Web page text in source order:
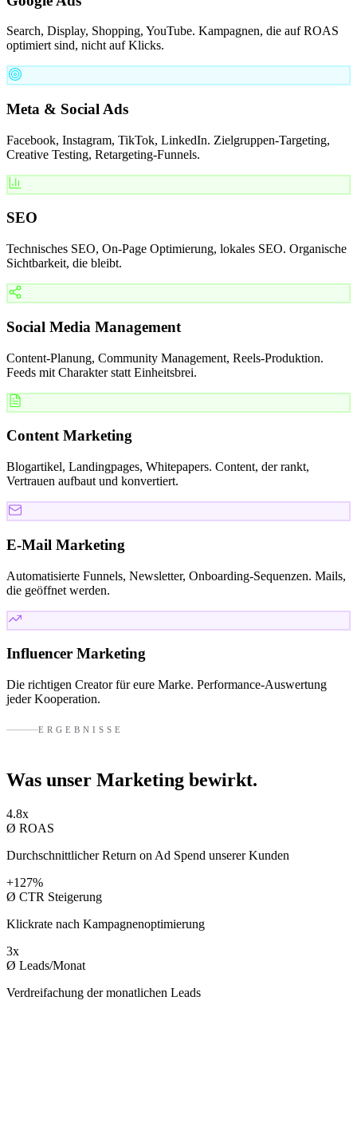
Search, Display, Shopping, YouTube. Kampagnen, die auf ROAS
optimiert sind, nicht auf Klicks.
Meta & Social Ads
Facebook, Instagram, TikTok, LinkedIn. Zielgruppen-Targeting,
Creative Testing, Retargeting-Funnels.
SEO
Technisches SEO, On-Page Optimierung, lokales SEO. Organische
Sichtbarkeit, die bleibt.
Social Media Management
Content-Planung, Community Management, Reels-Produktion.
Feeds mit Charakter statt Einheitsbrei.
Content Marketing
Blogartikel, Landingpages, Whitepapers. Content, der rankt,
Vertrauen aufbaut und konvertiert.
E-Mail Marketing
Automatisierte Funnels, Newsletter, Onboarding-Sequenzen. Mails,
die geöffnet werden.
Influencer Marketing
Die richtigen Creator für eure Marke. Performance-Auswertung
jeder Kooperation.
ERGEBNISSE
Was unser Marketing bewirkt.
4.8x
Ø ROAS
Durchschnittlicher Return on Ad Spend unserer Kunden
+127%
Ø CTR Steigerung
Klickrate nach Kampagnenoptimierung
3x
Ø Leads/Monat
Verdreifachung der monatlichen Leads